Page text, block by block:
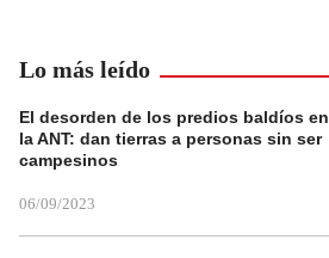
Lo más leído
El desorden de los predios baldíos en
la ANT: dan tierras a personas sin ser
campesinos
06/09/2023